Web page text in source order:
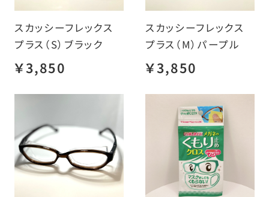
スカッシーフレックス
プラス（S）ブラック
￥3,850
スカッシーフレックス
プラス（M）パープル
￥3,850